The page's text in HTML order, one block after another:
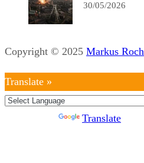
30/05/2026
Copyright © 2025 Markus Roch
Translate »
Translate